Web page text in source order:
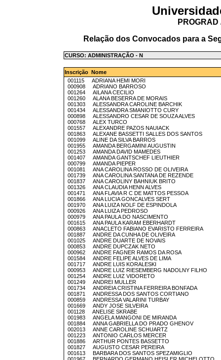
Relação dos Convocados para a
CURSO: ADMINISTRAÇÃO - N
Inscrição Nome
001115 ADRIANA HEMI MORI
000908 ADRIANO BARROSO
001264 AILANA CECILIO
001260 ALANA BESERRA DE MORAIS
001303 ALESSANDRA CAROLINE BARCHIK
001434 ALESSANDRA SMANIOTTO CURY
000898 ALESSANDRO CESAR DE SOUZA ALVES
000768 ALEX TURCO
001557 ALEXANDRE PAZOS NAUIACK
001863 ALEXANE BASSETTI SALLES DOS SANTOS
001099 ALINE DA SILVA BARROS
001955 AMANDA BERGAMINI AUGUSTIN
001253 AMANDA DAVID MAMEDES
001407 AMANDA GANTSCHEF LIEUTHIER
000799 AMANDA PIEPER
001081 ANA CAROLINA ROSSO DE OLIVEIRA
001739 ANA CAROLINA SANTANA DE REZENDE
001837 ANA CAROLINY BAHNIUK BRITO
001326 ANA CLAUDIA HENN ALVES
001471 ANA FLAVIA R C DE MATTOS PESSOA
001866 ANA LUCIA GONCALVES SERT
001970 ANA LUIZA NOLF DE ESPINDOLA
000926 ANA LUIZA PEDROSO
000979 ANA PAULA DO NASCIMENTO
001615 ANA PAULA KARAM EBERHARDT
000863 ANACLETO FABIANO EVARISTO FERREIRA
001887 ANDRE DA CUNHA DE OLIVEIRA
001025 ANDRE DUARTE DE NOVAIS
000853 ANDRE DUPCZAK NETO
000962 ANDRE FAGNER RAMOS DA ROSA
001584 ANDRE FELIPE ALVES DE LIMA
001717 ANDRE LUIS KORALESKI
000953 ANDRE LUIZ RIESEMBERG NADOLNY FILHO
001254 ANDRE LUIZ VIDORETO
001249 ANDREI MULLER
001734 ANDREIA CRISTINA FERREIRA BONFADA
001871 ANDRESSA DOS SANTOS CORTIANO
000859 ANDRESSA VALARINI TURBAY
001669 ANDY JOSE SILVEIRA
001128 ANELISE SKRABE
001983 ANGELA MANGONI DE MIRANDA
001884 ANNA GABRIELLA DO PRADO GHENOV
002013 ANNE CAROLINE SCHUARTZ
001223 ANTONIO CARLOS MERCER
001886 ARTHUR PONTES BASSETTO
001827 AUGUSTO CESAR PEREIRA
001613 BARBARA DOS SANTOS SPEZAMIGLIO